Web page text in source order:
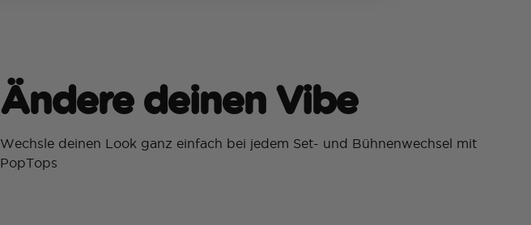
Ändere deinen Vibe
Wechsle deinen Look ganz einfach bei jedem Set- und Bühnenwechsel mit
PopTops